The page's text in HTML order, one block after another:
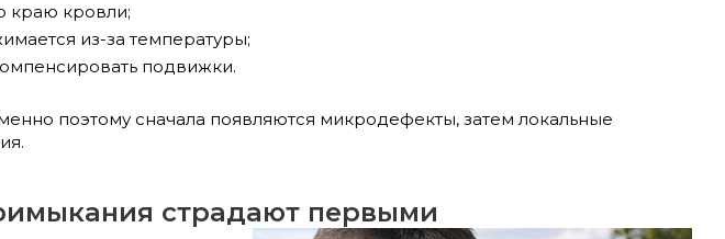
краю кровли;
из-за температуры;
подвижки.
поэтому сначала появляются микродефекты, затем локальные
страдают первыми